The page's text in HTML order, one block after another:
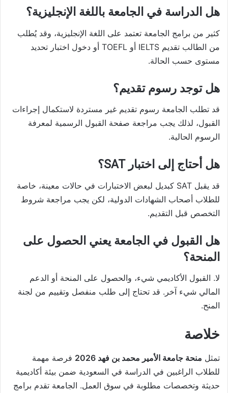
هل الدراسة في الجامعة باللغة الإنجليزية؟
كثير من برامج الجامعة تعتمد على اللغة الإنجليزية، وقد يُطلب
من الطالب تقديم IELTS أو TOEFL أو دخول اختبار تحديد
مستوى حسب الحالة.
هل توجد رسوم تقديم؟
قد تطلب الجامعة رسوم تقديم غير مستردة لاستكمال إجراءات
القبول، لذلك يجب مراجعة صفحة القبول الرسمية لمعرفة
الرسوم الحالية.
هل أحتاج إلى اختبار SAT؟
قد يقبل SAT كبديل لبعض الاختبارات في حالات معينة، خاصة
للطلاب أصحاب الشهادات الدولية، لكن يجب مراجعة شروط
التخصص قبل التقديم.
هل القبول في الجامعة يعني الحصول على
المنحة؟
لا. القبول الأكاديمي شيء، والحصول على المنحة أو الدعم
المالي شيء آخر. قد تحتاج إلى طلب منفصل وتقييم من لجنة
المنح.
خلاصة
تمثل منحة جامعة الأمير محمد بن فهد 2026
فرصة مهمة
للطلاب الراغبين في الدراسة في السعودية ضمن بيئة أكاديمية
حديثة وتخصصات مطلوبة في سوق العمل. الجامعة تقدم برامج